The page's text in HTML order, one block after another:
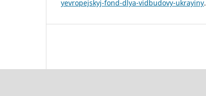
yevropejskyj-fond-dlya-vidbudovy-ukrayiny.